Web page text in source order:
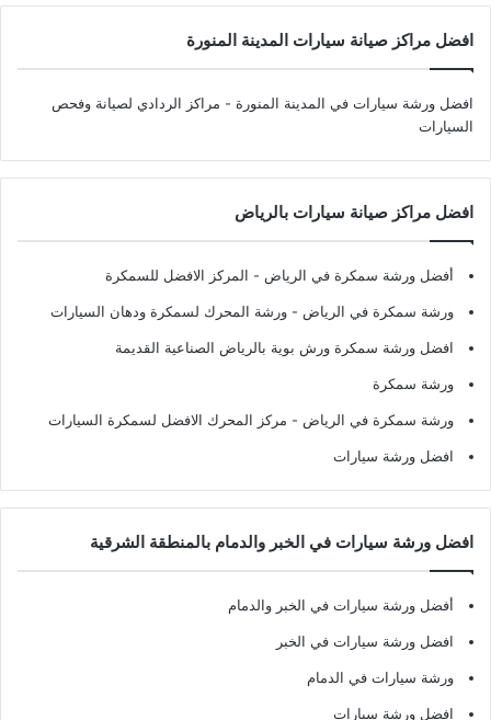
افضل مراكز صيانة سيارات المدينة المنورة
افضل ورشة سيارات في المدينة المنورة - مراكز الردادي لصيانة وفحص
السيارات
افضل مراكز صيانة سيارات بالرياض
أفضل ورشة سمكرة في الرياض - المركز الافضل للسمكرة
ورشة سمكرة في الرياض - ورشة المحرك لسمكرة ودهان السيارات
افضل ورشة سمكرة ورش بوية بالرياض الصناعية القديمة
ورشة سمكرة
ورشة سمكرة في الرياض - مركز المحرك الافضل لسمكرة السيارات
افضل ورشة سيارات
افضل ورشة سيارات في الخبر والدمام بالمنطقة الشرقية
أفضل ورشة سيارات في الخبر والدمام
افضل ورشة سيارات في الخبر
ورشة سيارات في الدمام
افضل ورشة سيارات